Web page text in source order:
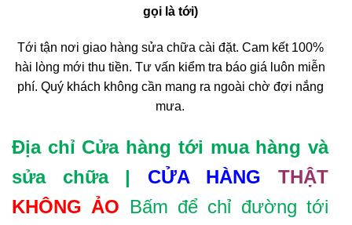
gọi là tới)
Tới tận nơi giao hàng sửa chữa cài đặt. Cam kết 100%
hài lòng mới thu tiền. Tư vấn kiểm tra báo giá luôn miễn
phí. Quý khách không cần mang ra ngoài chờ đợi nắng
mưa.
Địa chỉ Cửa hàng tới mua hàng và
sửa chữa | CỬA HÀNG
THẬT
KHÔNG ẢO Bấm để chỉ đường tới